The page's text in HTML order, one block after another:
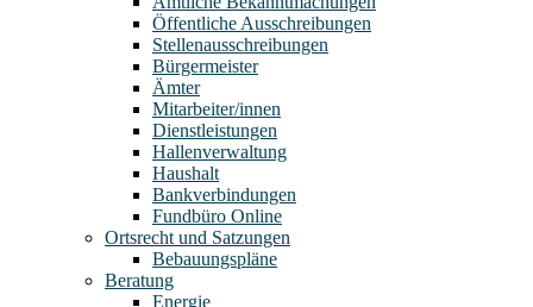
Öffentliche Ausschreibungen
Stellenausschreibungen
Bürgermeister
Ämter
Mitarbeiter/innen
Dienstleistungen
Hallenverwaltung
Haushalt
Bankverbindungen
Fundbüro Online
Ortsrecht und Satzungen
Bebauungspläne
Beratung
Energie